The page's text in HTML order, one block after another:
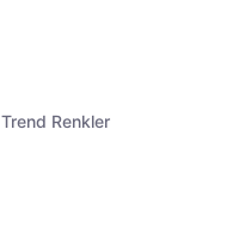
Trend Renkler